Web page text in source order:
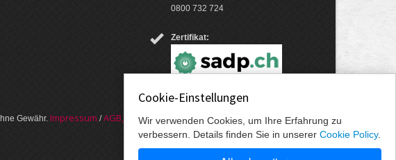
0800 732 724
Zertifikat:
Gewähr. Im­pres­sum /AGB, Nut­zungs­bedin­gungen, Daten­schutz­er­
Cookie-Einstellungen
Wir verwenden Cookies, um Ihre Erfahrung zu
verbessern. Details finden Sie in unserer Cookie Policy.